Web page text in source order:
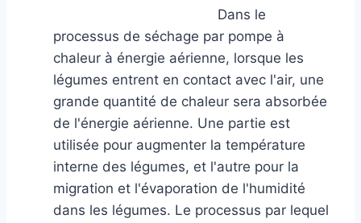
Dans le
processus de séchage par pompe à
chaleur à énergie aérienne, lorsque les
légumes entrent en contact avec l'air, une
grande quantité de chaleur sera absorbée
de l'énergie aérienne. Une partie est
utilisée pour augmenter la température
interne des légumes, et l'autre pour la
migration et l'évaporation de l'humidité
dans les légumes. Le processus par lequel